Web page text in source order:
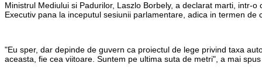
Ministrul Mediului si Padurilor, Laszlo Borbely, a declarat marti, intr-
Executiv pana la inceputul sesiunii parlamentare, adica in termen de
"Eu sper, dar depinde de guvern ca proiectul de lege privind taxa
aceasta, fie cea viitoare. Suntem pe ultima suta de metri", a mai